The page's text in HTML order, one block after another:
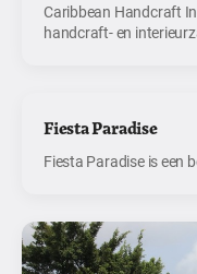
Caribbean Handcraft
handcraft- en
Fiesta Paradise
Fiesta Paradise is een